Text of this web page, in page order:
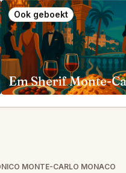
Ook geboekt
MONTE-CARLO MONACO